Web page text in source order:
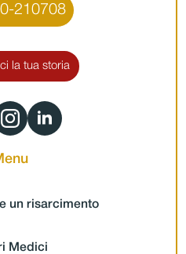
210708
la tua storia
un risarcimento
Medici